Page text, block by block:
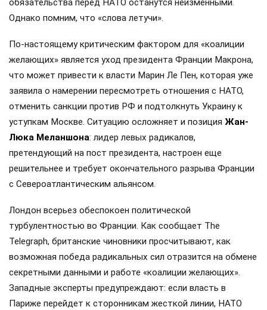
Однако помним, что «слова летучи».
По-настоящему критическим фактором для «коалиции
желающих» является уход президента Франции Макрона,
что может привести к власти Марин Ле Пен, которая уже
заявила о намерении пересмотреть отношения с НАТО,
отменить санкции против РФ и подтолкнуть Украину к
уступкам Москве. Ситуацию осложняет и позиция Жан-
Люка Меланшона: лидер левых радикалов,
претендующий на пост президента, настроен еще
решительнее и требует окончательного разрыва Франции
с Североатлантическим альянсом.
Лондон всерьез обеспокоен политической
турбулентностью во Франции. Как сообщает The
Telegraph, британские чиновники просчитывают, как
возможная победа радикальных сил отразится на обмене
секретными данными и работе «коалиции желающих».
Западные эксперты предупреждают: если власть в
Париже перейдет к сторонникам жесткой линии, НАТО